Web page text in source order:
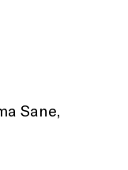
Sane,